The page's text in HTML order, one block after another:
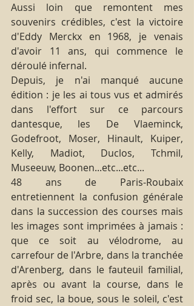
Aussi loin que remontent mes
souvenirs crédibles, c'est la victoire
d'Eddy Merckx en 1968, je venais
d'avoir 11 ans, qui commence le
déroulé infernal.
Depuis, je n'ai manqué aucune
édition : je les ai tous vus et admirés
dans l'effort sur ce parcours
dantesque, les De Vlaeminck,
Godefroot, Moser, Hinault, Kuiper,
Kelly, Madiot, Duclos, Tchmil,
Museeuw, Boonen...etc...etc...
48 ans de Paris-Roubaix
entretiennent la confusion générale
dans la succession des courses mais
les images sont imprimées à jamais :
que ce soit au vélodrome, au
carrefour de l'Arbre, dans la tranchée
d'Arenberg, dans le fauteuil familial,
après ou avant la course, dans le
froid sec, la boue, sous le soleil, c'est